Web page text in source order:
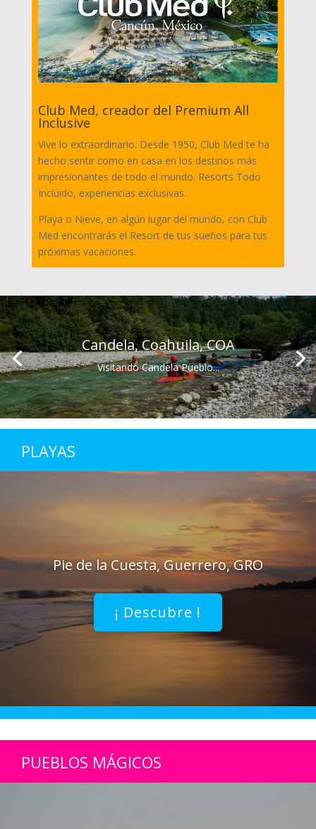
Club Med, creador del Premium All
Inclusive
Vive lo extraordinario. Desde 1950, Club Med te ha
hecho sentir como en casa en los destinos más
impresionantes de todo el mundo. Resorts Todo
Incluido, experiencias exclusivas.
Playa o Nieve, en algún lugar del mundo, con Club
Med encontrarás el Resort de tus sueños para tus
próximas vacaciones.
Candela, Coahuila, COA
Visitando Candela Pueblo...
PLAYAS
Pie de la Cuesta, Guerrero, GRO
¡ Descubre !
PUEBLOS MÁGICOS